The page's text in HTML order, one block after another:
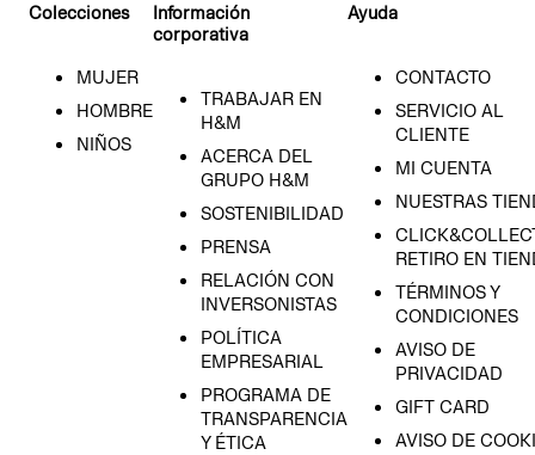
Colecciones
MUJER
HOMBRE
NIÑOS
Información
corporativa
TRABAJAR EN
H&M
ACERCA DEL
GRUPO H&M
SOSTENIBILIDAD
PRENSA
RELACIÓN CON
INVERSONISTAS
POLÍTICA
EMPRESARIAL
PROGRAMA DE
TRANSPARENCIA
Y ÉTICA
Ayuda
CONTACTO
SERVICIO AL
CLIENTE
MI CUENTA
NUESTRAS
RETIRO EN
TÉRMINOS Y
CONDICIONES
AVISO DE
PRIVACIDAD
GIFT CARD
AVISO DE